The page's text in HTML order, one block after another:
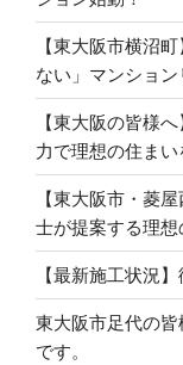
【東大阪市横沼
ない」マンション
【東大阪の皆様
力で理想の住まい
【東大阪市・菱
士が提案する理想
【最新施工状況
東大阪市足代の
です。